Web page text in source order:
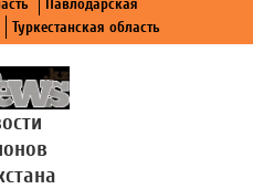
Павлодарская
Туркестанская область